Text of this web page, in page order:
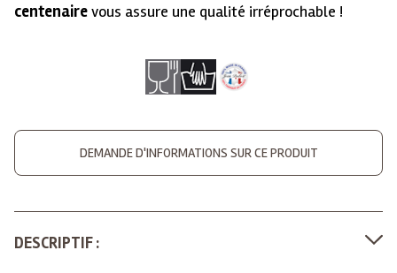
centenairevous assure une qualité irréprochable !
DEMANDE D'INFORMATIONS SUR CE PRODUIT
DESCRIPTIF :